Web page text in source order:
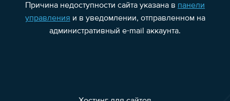
Причина недоступности сайта указана в панели
управления и в уведомлении, отправленном на
административный e-mail аккаунта.